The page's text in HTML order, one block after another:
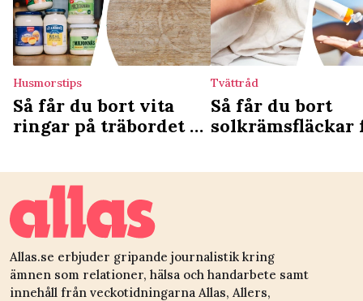
Husmorstips
Så får du bort vita
ringar på träbordet –
setts av
hundratusentals
Tvättråd
Så får du bort
solkrämsfläckar
knep
Allas.se erbjuder gripande journalistik kring
ämnen som relationer, hälsa och handarbete samt
innehåll från veckotidningarna Allas, Allers,